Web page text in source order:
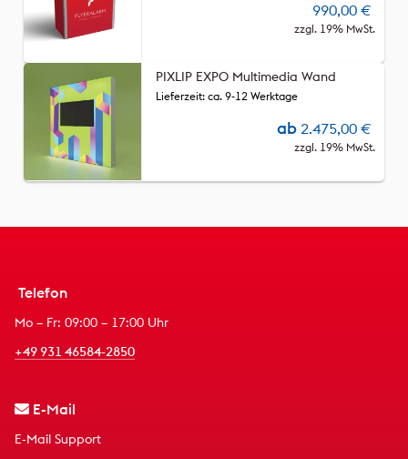
990,00 €
zzgl. 19% MwSt.
PIXLIP EXPO Multimedia Wand
ab 2.475,00 €
zzgl. 19% MwSt.
Lieferzeit: ca. 9-12 Werktage
Telefon
Mo – Fr: 09:00 – 17:00 Uhr
+49 931 46584-2850
E-Mail
E-Mail Support